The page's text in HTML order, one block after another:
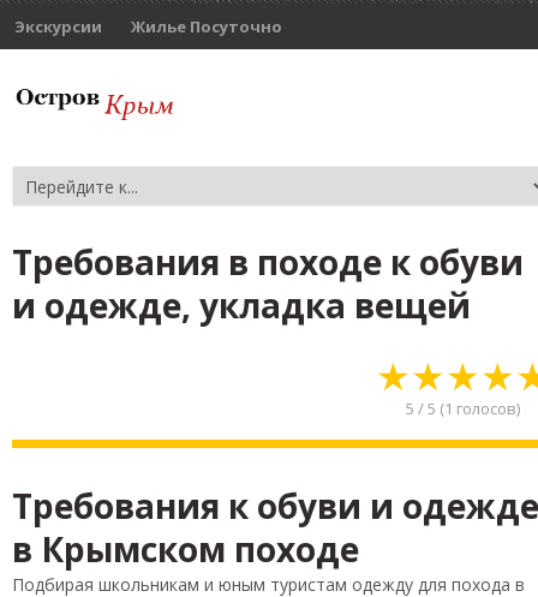
Экскурсии Жилье Посуточно
Требования в походе к обуви
и одежде, укладка вещей
★★★★
5 /5 (1 голосов)
Требования к обуви и одежде
в Крымском походе
Подбирая школьникам и юным туристам одежду для похода в